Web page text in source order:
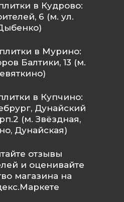
в Кудрово:
6 (м. ул.
в Мурино:
Балтики, 13 (м.
в Купчино:
Дунайский
(м. Звёздная,
Дунайская)